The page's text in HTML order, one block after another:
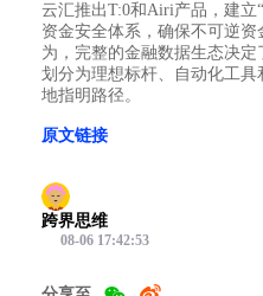
云汇推出T:0和Airi产品，建立
资金安全体系，确保不可逆
为，完整的金融数据生态决
划分为理想标杆、自动化工
地指明路径。
原文链接
跨界思维
08-06 17:42:53